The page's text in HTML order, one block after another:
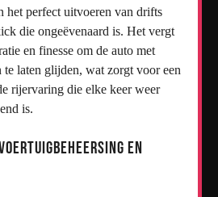
het perfect uitvoeren van drifts
die ongeëvenaard is. Het vergt
en finesse om de auto met
te laten glijden, wat zorgt voor een
rijervaring die elke keer weer
is.
en